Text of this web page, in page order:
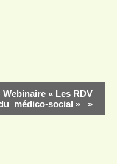
Webinaire « Les RDV
médico-social » »